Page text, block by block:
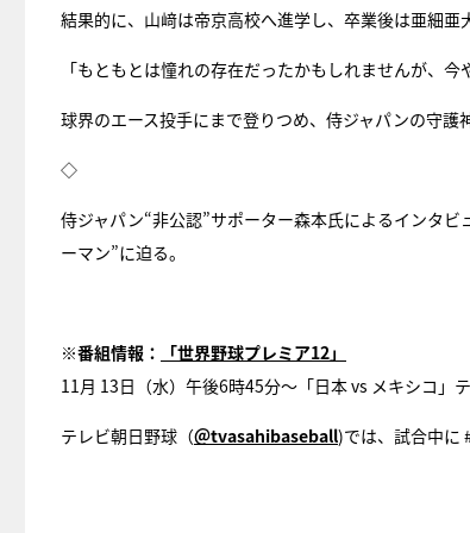
結果的に、山﨑は帝京高校へ進学し、卒業後は亜細亜
「もともとは憧れの存在だったかもしれませんが、
球界のエース投手にまで登りつめ、侍ジャパンの守護
◇
侍ジャパン“非公認”サポーター森本氏によるインタ
ーマン”に迫る。
※番組情報：
「世界野球プレミア12」
11月 13日（水）午後6時45分～「日本 vs メキシコ」
テレビ朝日野球（＠tvasahibaseball)では、試合中に